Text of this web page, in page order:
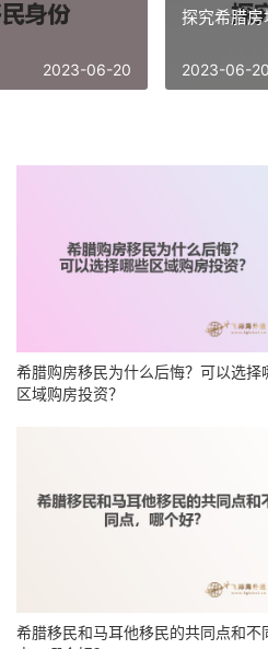
2023-06-20
探究希腊
2023-06-20
希腊购房移民为什么后悔？可以选择
区域购房投资？
希腊移民和马耳他移民的共同点和不